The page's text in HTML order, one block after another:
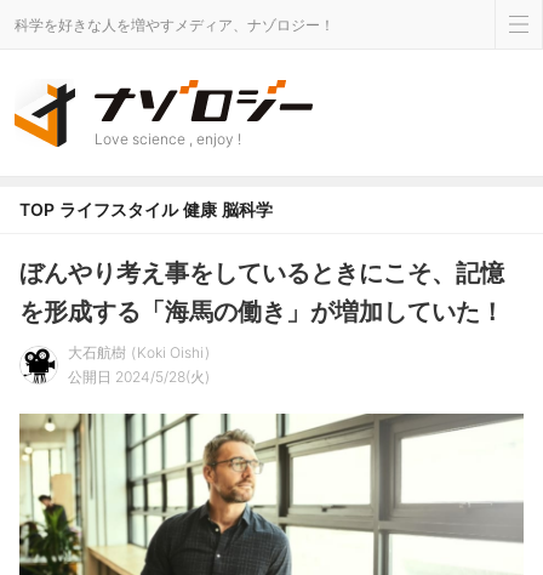
科学を好きな人を増やすメディア、ナゾロジー！
Love science , enjoy !
TOP ライフスタイル 健康 脳科学
ぼんやり考え事をしているときにこそ、記憶
を形成する「海馬の働き」が増加していた！
大石航樹
Koki Oishi
公開日 2024/5/28(火)